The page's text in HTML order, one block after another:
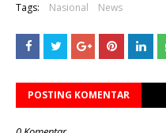
Tags: Nasional News
POSTING KOMENTAR